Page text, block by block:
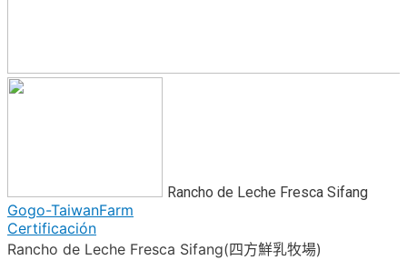
Rancho de Leche Fresca Sifang
Gogo-TaiwanFarm
Certificación
Rancho de Leche Fresca Sifang(四方鮮乳牧場)